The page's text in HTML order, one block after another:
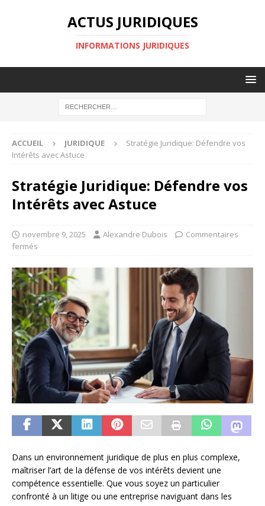
ACTUS JURIDIQUES
INFORMATIONS JURIDIQUES
ACCUEIL JURIDIQUE
Stratégie Juridique: Défendre vos
Intérêts avec Astuce
Stratégie Juridique: Défendre vos
Intérêts avec Astuce
novembre 9, 2025 Alexandre Dubois
Commentaires
fermés
Dans un environnement juridique de plus en plus complexe,
maîtriser l’art de la défense de vos intérêts devient une
compétence essentielle. Que vous soyez un particulier
confronté à un litige ou une entreprise naviguant dans les